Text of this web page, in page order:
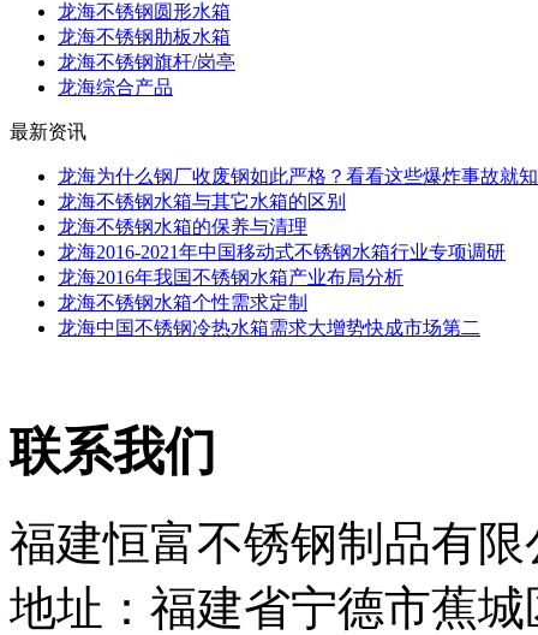
龙海不锈钢圆形水箱
龙海不锈钢肋板水箱
龙海不锈钢旗杆/岗亭
龙海综合产品
最新资讯
龙海为什么钢厂收废钢如此严格？看看这些爆炸事故就
龙海不锈钢水箱与其它水箱的区别
龙海不锈钢水箱的保养与清理
龙海2016-2021年中国移动式不锈钢水箱行业专项调研
龙海2016年我国不锈钢水箱产业布局分析
龙海不锈钢水箱个性需求定制
龙海中国不锈钢冷热水箱需求大增势快成市场第二
联系我们
福建恒富不锈钢制品有限
地址：福建省宁德市蕉城